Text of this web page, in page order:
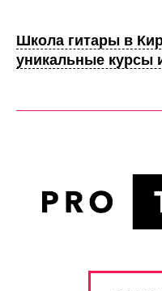
Школа гитары в
уникальные курсы